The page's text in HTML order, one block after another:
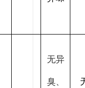
无异
臭、